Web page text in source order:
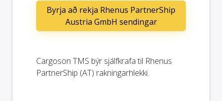
Byrja að rekja Rhenus PartnerShip
Austria GmbH sendingar
Cargoson TMS býr sjálfkrafa til Rhenus
PartnerShip (AT) rakningarhlekki.